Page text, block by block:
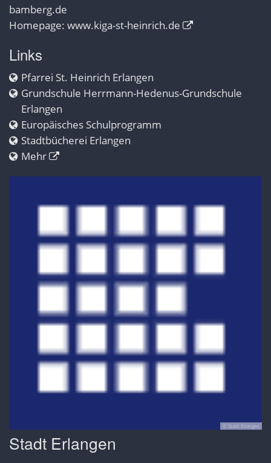
bamberg.de
Homepage: www.kiga-st-heinrich.de
Links
Pfarrei St. Heinrich Erlangen
Grundschule Herrmann-Hedenus-Grundschule
Erlangen
Europäisches Schulprogramm
Stadtbücherei Erlangen
Mehr
© Stadt Erlangen
Stadt Erlangen